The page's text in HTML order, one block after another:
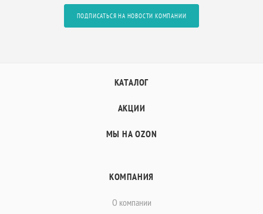
ПОДПИСАТЬСЯ НА НОВОСТИ КОМПАНИИ
КАТАЛОГ
АКЦИИ
МЫ НА OZON
КОМПАНИЯ
О компании